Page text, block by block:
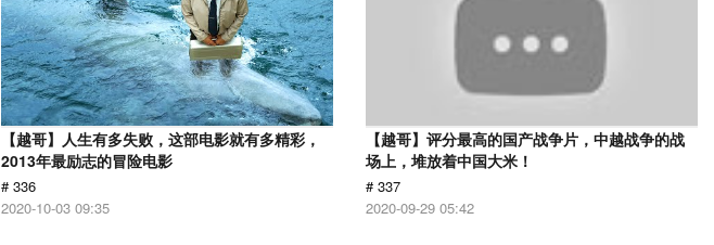
【越哥】人生有多失败，这部电影就有多精彩，
2013年最励志的冒险电影
# 336
2020-10-03 09:35
【越哥】评分最高的国产战争片，中越战争的战
场上，堆放着中国大米！
# 337
2020-09-29 05:42